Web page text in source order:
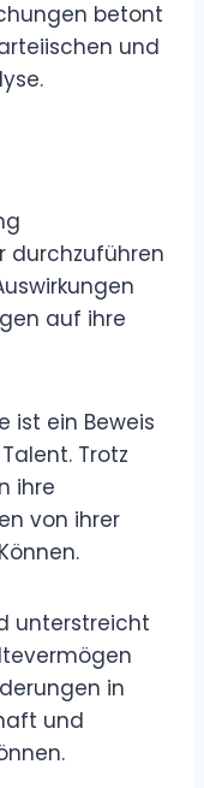
betont
und
durchzuführen
auf ihre
ist ein Beweis
Trotz
ihre
von ihrer
unterstreicht
in
und